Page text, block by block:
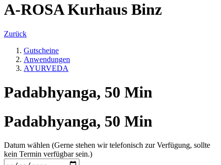
A-ROSA Kurhaus Binz
Zurück
Gutscheine
Anwendungen
AYURVEDA
Padabhyanga, 50 Min
Padabhyanga, 50 Min
Datum wählen (Gerne stehen wir telefonisch zur Verfügung, sollte
kein Termin verfügbar sein.)